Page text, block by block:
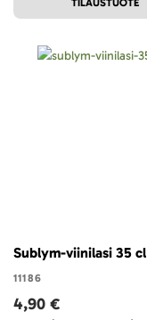
TILAUSTUOTE
Sublym-viinilasi 35 cl
11186
4,90 €